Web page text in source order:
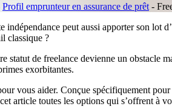
Profil emprunteur en assurance de prêt -
peut aussi apporter son lot
classique ?
de freelance devienne un obstacle
exorbitantes.
vous aider. Conçue spécifiquement
article toutes les options qui s’offrent à